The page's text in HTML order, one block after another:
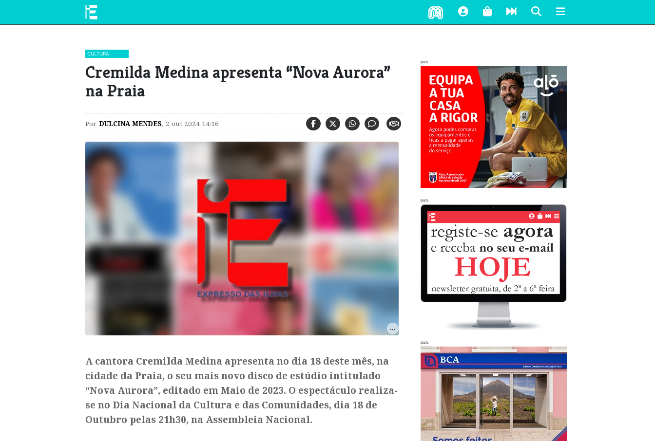
CULTURA
​Cremilda Medina apresenta “Nova Aurora”
na Praia
Por DULCINA MENDES, 2 out 2024 14:16
A cantora Cremilda Medina apresenta no dia 18 deste mês, na
cidade da Praia, o seu mais novo disco de estúdio intitulado
“Nova Aurora”, editado em Maio de 2023. O espectáculo realiza-
se no Dia Nacional da Cultura e das Comunidades, dia 18 de
Outubro pelas 21h30, na Assembleia Nacional.
pub
pub.
pub.